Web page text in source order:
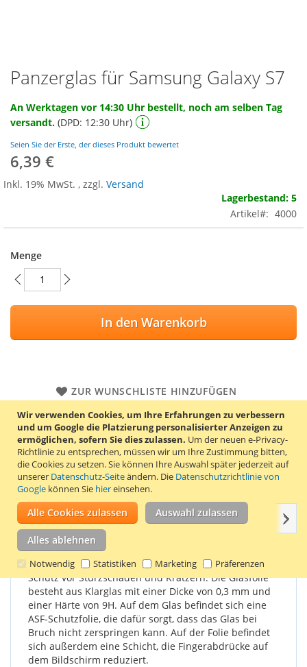
Wir verwenden Cookies, um Ihre Erfahrungen zu verbessern
und um Google die Platzierung personalisierter Anzeigen zu
ermöglichen, sofern Sie dies zulassen. Um der neuen e-Privacy-
Richtlinie zu entsprechen, müssen wir um Ihre Zustimmung bitten,
die Cookies zu setzen.Sie können Ihre Auswahl später jederzeit auf
unserer Datenschutz-Seiteändern. Die Datenschutzrichtlinie von
Google können Sie hiereinsehen.
Alle Cookies zulassen Auswahl zulassen
Alles ablehnen
Notwendig Statistiken Marketing Präferenzen
Zum
Anfang
der
Bildgalerie
springen
Panzerglas für Samsung Galaxy S7
An Werktagen vor 14:30 Uhr bestellt, noch am selben Tag
versandt. (DPD: 12:30 Uhr)
Seien Sie der Erste, der dieses Produkt bewertet
6,39 €
Inkl. 19% MwSt. , zzgl. Versand
Lagerbestand: 5
Artikel
4000
Menge
In den Warenkorb
ZUR WUNSCHLISTE HINZUFÜGEN
ZUR VERGLEICHSLISTE HINZUFÜGEN
Transparenter Displayschutz aus gehärtetem Glas für
Samsung Galaxy S7. Der Displayschutz wird mit 2
Reinigungstüchern geliefert, mit denen der Bildschirm zuerst
gereinigt werden kann.
Einzelheiten Produkteigenschaften Bewertungen
Die Displayschutzfolie aus Glas bietet einen guten
Schutz vor Sturzschäden und Kratzern. Die Glasfolie
besteht aus Klarglas mit einer Dicke von 0,3 mm und
einer Härte von 9H. Auf dem Glas befindet sich eine
ASF-Schutzfolie, die dafür sorgt, dass das Glas bei
Bruch nicht zerspringen kann. Auf der Folie befindet
sich außerdem eine Schicht, die Fingerabdrücke auf
dem Bildschirm reduziert.